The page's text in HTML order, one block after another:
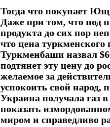
Тогда что покупает
Даже при том, что под
продукта до сих пор
что цена туркменского
Туркменбаши назвал
подтянет эту цену до
желаемое за
успокоить свой народ,
Украина получала газ
показать
миром и справедливо